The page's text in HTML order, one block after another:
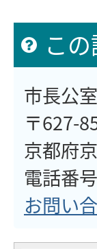
こ
市長公
〒627-
京都府
電話番
お問い